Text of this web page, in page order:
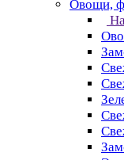
Овощи,